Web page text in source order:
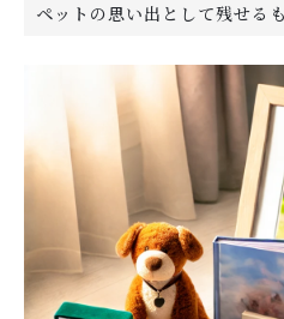
ペットの思い出として残せる